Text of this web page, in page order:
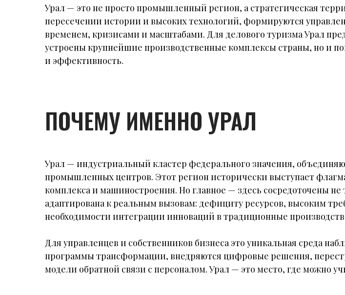
Урал — это не просто промышленный регион, а стратегическая
пересечении истории и высоких технологий, формируются
временем, кризисами и масштабами. Для делового туризма Урал
устроены крупнейшие производственные комплексы страны, но и
и эффективность.
ПОЧЕМУ ИМЕННО УРАЛ
Урал — индустриальный кластер федерального значения,
промышленных центров. Этот регион исторически выступает
комплекса и машиностроения. Но главное — здесь сосредоточены
адаптирована к реальным вызовам: дефициту ресурсов, высоким
необходимости интеграции инноваций в традиционные
Для управленцев и собственников бизнеса это уникальная среда
программы трансформации, внедряются цифровые решения,
модели обратной связи с персоналом. Урал — это место, где можно